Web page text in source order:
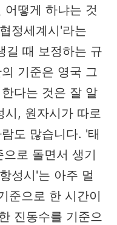
떻게 하냐는 것
정세계시'라는
길 때 보정하는 규
기준은 영국 그
다는 것은 잘 알
시, 원자시가 따로
도 많습니다. '태
로 돌면서 생기
성시'는 아주 멀
준으로 한 시간이
진동수를 기준으